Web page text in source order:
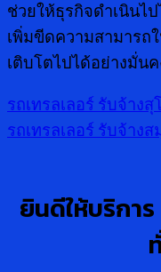
ช่วยให้ธุรกิจดำเนินไ
เพิ่มขีดความสามารถ
เติบโตไปได้อย่างมั่นค
รถเทรลเลอร์ รับจ้างสุ
รถเทรลเลอร์ รับจ้าง
ยินดีให้บริการ